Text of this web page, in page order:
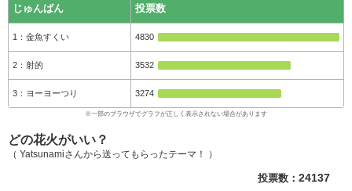
じゅんばん 投票数
金魚すくい 4830
射的 3532
ヨーヨーつり 3274
どの花火がいい？
（ Yatsunamiさんから送ってもらったテーマ！ ）
投票数： 24137